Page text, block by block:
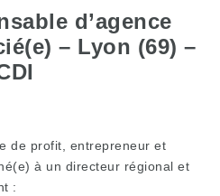
d’agence
– Lyon (69) –
de profit, entrepreneur et
à un directeur régional et
: